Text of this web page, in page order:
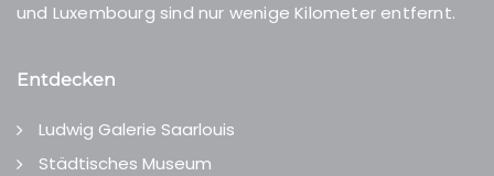
und Luxembourg sind nur wenige Kilometer entfernt.
Entdecken
Ludwig Galerie Saarlouis
Städtisches Museum